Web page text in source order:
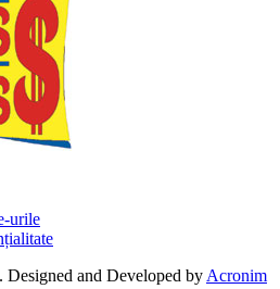
urile
and Developed by Acronim